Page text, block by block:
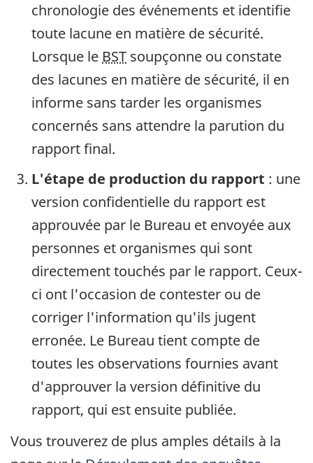
chronologie des événements et identifie
toute lacune en matière de sécurité.
Lorsque le BST soupçonne ou constate
des lacunes en matière de sécurité, il en
informe sans tarder les organismes
concernés sans attendre la parution du
rapport final.
L'étape de production du rapport : une
version confidentielle du rapport est
approuvée par le Bureau et envoyée aux
personnes et organismes qui sont
directement touchés par le rapport. Ceux-
ci ont l'occasion de contester ou de
corriger l'information qu'ils jugent
erronée. Le Bureau tient compte de
toutes les observations fournies avant
d'approuver la version définitive du
rapport, qui est ensuite publiée.
Vous trouverez de plus amples détails à la